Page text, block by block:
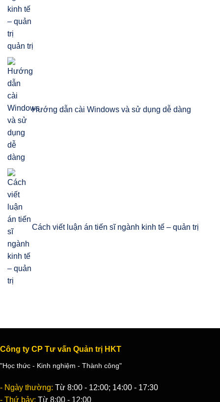
quản trị
Hướng dẫn cài Windows và sử dụng dễ dàng
Cách viết luận án tiến sĩ ngành kinh tế – quản trị
Công ty CP Tư vấn Quản trị HKT
"Học thức - Kinh nghiệm - Thành công"
- Ngày thường: Từ 8:00 - 12:00; 14:00 - 17:30
- Thứ bảy: Từ 8:00 - 12:00